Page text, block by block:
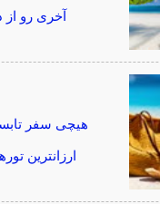
آخری رو
هیچی سفر
ارزانترین